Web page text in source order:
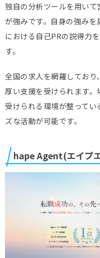
独自の分析ツールを用い
が強みです。自身の強み
における自己PRの説得力
す。
全国の求人を網羅してお
厚い支援を受けられます
受けられる環境が整って
ズな活動が可能です。
hape Agent(エイプ